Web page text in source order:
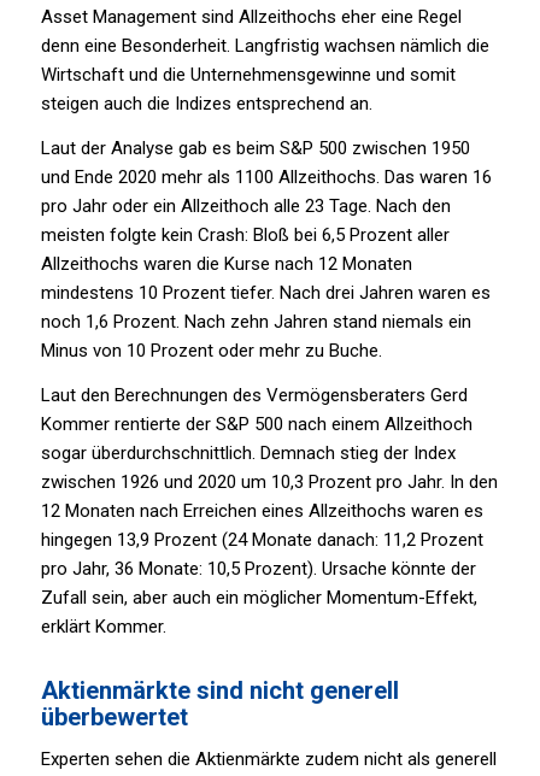
Asset Management sind Allzeithochs eher eine Regel
denn eine Besonderheit. Langfristig wachsen nämlich die
Wirtschaft und die Unternehmensgewinne und somit
steigen auch die Indizes entsprechend an.
Laut der Analyse gab es beim S&P 500 zwischen 1950
und Ende 2020 mehr als 1100 Allzeithochs. Das waren 16
pro Jahr oder ein Allzeithoch alle 23 Tage. Nach den
meisten folgte kein Crash: Bloß bei 6,5 Prozent aller
Allzeithochs waren die Kurse nach 12 Monaten
mindestens 10 Prozent tiefer. Nach drei Jahren waren es
noch 1,6 Prozent. Nach zehn Jahren stand niemals ein
Minus von 10 Prozent oder mehr zu Buche.
Laut den Berechnungen des Vermögensberaters Gerd
Kommer rentierte der S&P 500 nach einem Allzeithoch
sogar überdurchschnittlich. Demnach stieg der Index
zwischen 1926 und 2020 um 10,3 Prozent pro Jahr. In den
12 Monaten nach Erreichen eines Allzeithochs waren es
hingegen 13,9 Prozent (24 Monate danach: 11,2 Prozent
pro Jahr, 36 Monate: 10,5 Prozent). Ursache könnte der
Zufall sein, aber auch ein möglicher Momentum-Effekt,
erklärt Kommer.
Aktienmärkte sind nicht generell
überbewertet
Experten sehen die Aktienmärkte zudem nicht als generell